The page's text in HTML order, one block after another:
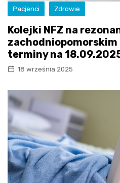
Pacjenci Zdrowie
Kolejki NFZ na
zachodniopomorskim
terminy na
18 września 2025